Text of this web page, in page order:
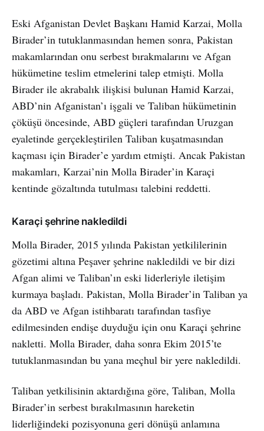
Eski Afganistan Devlet Başkanı Hamid Karzai, Molla
Birader’in tutuklanmasından hemen sonra, Pakistan
makamlarından onu serbest bırakmalarını ve Afgan
hükümetine teslim etmelerini talep etmişti. Molla
Birader ile akrabalık ilişkisi bulunan Hamid Karzai,
ABD’nin Afganistan’ı işgali ve Taliban hükümetinin
çöküşü öncesinde, ABD güçleri tarafından Uruzgan
eyaletinde gerçekleştirilen Taliban kuşatmasından
kaçması için Birader’e yardım etmişti. Ancak Pakistan
makamları, Karzai’nin Molla Birader’in Karaçi
kentinde gözaltında tutulması talebini reddetti.
Karaçi şehrine nakledildi
Molla Birader, 2015 yılında Pakistan yetkililerinin
gözetimi altına Peşaver şehrine nakledildi ve bir dizi
Afgan alimi ve Taliban’ın eski liderleriyle iletişim
kurmaya başladı. Pakistan, Molla Birader’in Taliban ya
da ABD ve Afgan istihbaratı tarafından tasfiye
edilmesinden endişe duyduğu için onu Karaçi şehrine
nakletti. Molla Birader, daha sonra Ekim 2015’te
tutuklanmasından bu yana meçhul bir yere nakledildi.
Taliban yetkilisinin aktardığına göre, Taliban, Molla
Birader’in serbest bırakılmasının hareketin
liderliğindeki pozisyonuna geri dönüşü anlamına